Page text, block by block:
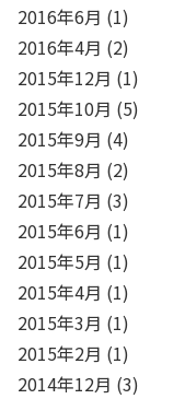
2016年6月 (1)
2016年4月 (2)
2015年12月 (1)
2015年10月 (5)
2015年9月 (4)
2015年8月 (2)
2015年7月 (3)
2015年6月 (1)
2015年5月 (1)
2015年4月 (1)
2015年3月 (1)
2015年2月 (1)
2014年12月 (3)